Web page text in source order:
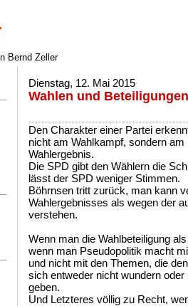
Bernd Zeller
Dienstag, 12. Mai 2015
Wahlen und Beteiligungen
Den Charakter einer Partei
nicht am Wahlkampf, sondern
Wahlergebnis.
Die SPD gibt den Wählern die
lässt der SPD weniger Stimmen.
Böhrnsen tritt zurück, man kann
Wahlergebnisses als wegen der
verstehen.
Wenn man die Wahlbeteiligung
wenn man Pseudopolitik macht
und nicht mit den Themen, die
sich entweder nicht wundern
geben.
Und Letzteres völlig zu Recht,